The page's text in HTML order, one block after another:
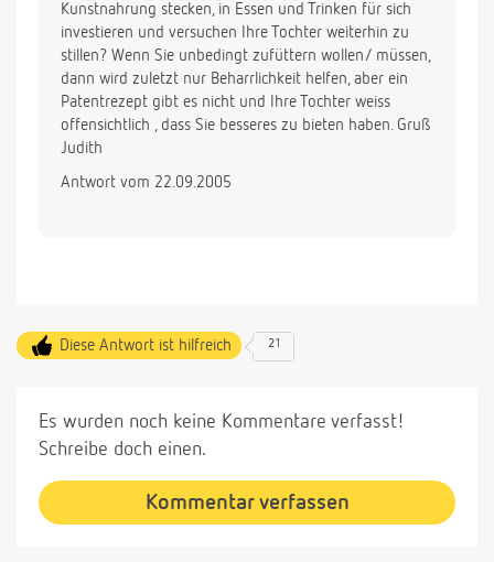
Kunstnahrung stecken, in Essen und Trinken für sich
investieren und versuchen Ihre Tochter weiterhin zu
stillen? Wenn Sie unbedingt zufüttern wollen/ müssen,
dann wird zuletzt nur Beharrlichkeit helfen, aber ein
Patentrezept gibt es nicht und Ihre Tochter weiss
offensichtlich , dass Sie besseres zu bieten haben. Gruß
Judith
Antwort vom 22.09.2005
Diese Antwort ist hilfreich 21
Es wurden noch keine Kommentare verfasst!
Schreibe doch einen.
Kommentar verfassen